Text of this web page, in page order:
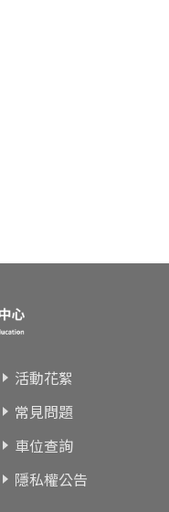
活動花絮
常見問題
車位查詢
隱私權公告